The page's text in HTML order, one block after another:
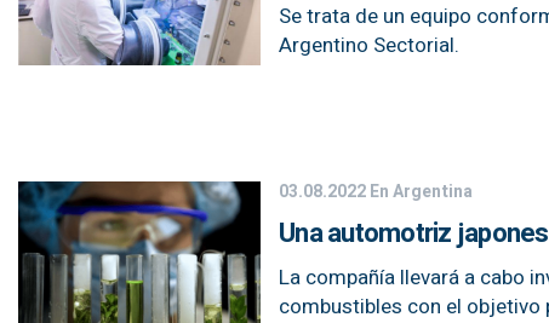
Se trata de un equipo
Argentino Sectorial.
03.08.2022En Argentina
Una automotriz
La compañía llevará a cabo
combustibles con el objetivo